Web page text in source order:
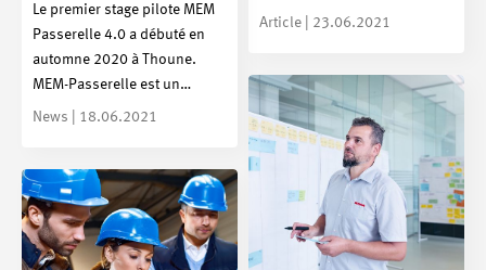
Article | 23.06.2021
Le premier stage pilote MEM
Passerelle 4.0 a débuté en
automne 2020 à Thoune.
MEM-Passerelle est un…
News | 18.06.2021